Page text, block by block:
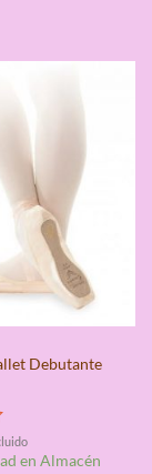
Debutante
en Almacén